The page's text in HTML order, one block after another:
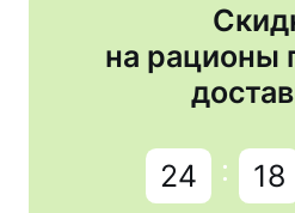
на рационы
24 : 18